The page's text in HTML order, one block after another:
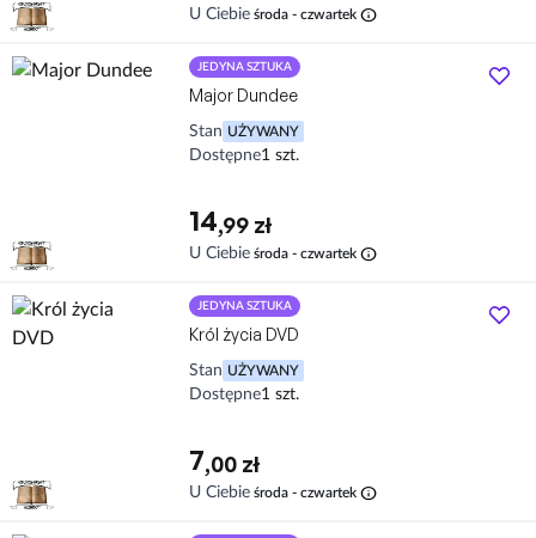
U Ciebie środa - czwartek info
JEDYNA SZTUKA
Major Dundee
Stan UŻYWANY
Dostępne1 szt.
14,99 zł
U Ciebie środa - czwartek info
JEDYNA SZTUKA
Król życia DVD
Stan UŻYWANY
Dostępne1 szt.
7,00 zł
U Ciebie środa - czwartek info